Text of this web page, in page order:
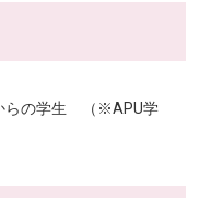
らの学生 （※APU学